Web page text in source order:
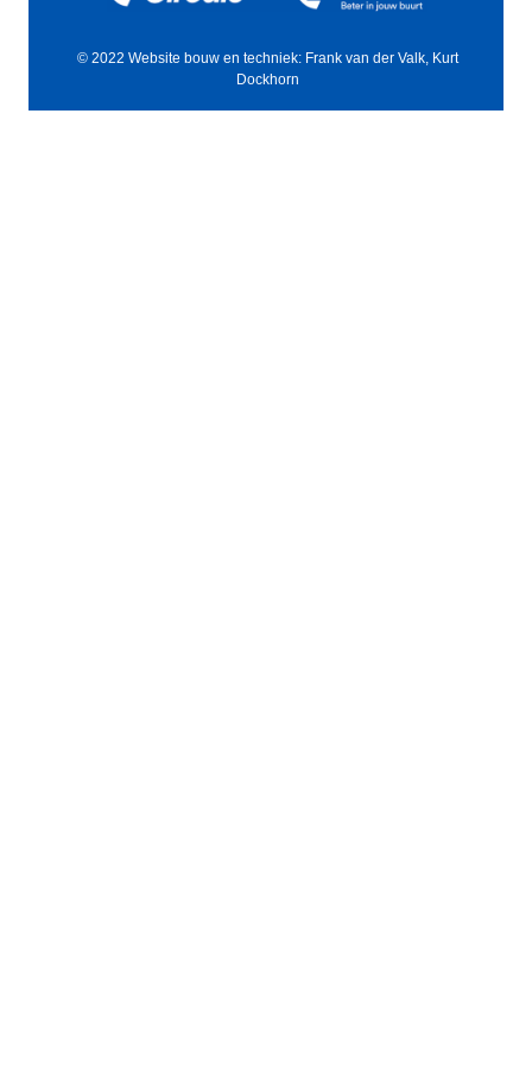
© 2022 Website bouw en techniek: Frank van der Valk, Kurt
Dockhorn